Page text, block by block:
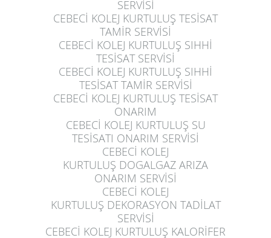
SERVİSİ
CEBECİ KOLEJ KURTULUŞ TESİSAT
TAMİR SERVİSİ
CEBECİ KOLEJ KURTULUŞ SIHHİ
TESİSAT SERVİSİ
CEBECİ KOLEJ KURTULUŞ SIHHİ
TESİSAT TAMİR SERVİSİ
CEBECİ KOLEJ KURTULUŞ TESİSAT
ONARIM
CEBECİ KOLEJ KURTULUŞ SU
TESİSATI ONARIM SERVİSİ
CEBECİ KOLEJ
KURTULUŞ DOGALGAZ ARIZA
ONARIM SERVİSİ
CEBECİ KOLEJ
KURTULUŞ DEKORASYON TADİLAT
SERVİSİ
CEBECİ KOLEJ KURTULUŞ KALORİFER